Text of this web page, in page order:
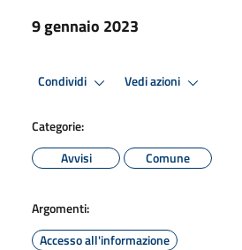
9 gennaio 2023
Condividi Vedi azioni
Categorie:
Avvisi
Comune
Argomenti:
Accesso all'informazione